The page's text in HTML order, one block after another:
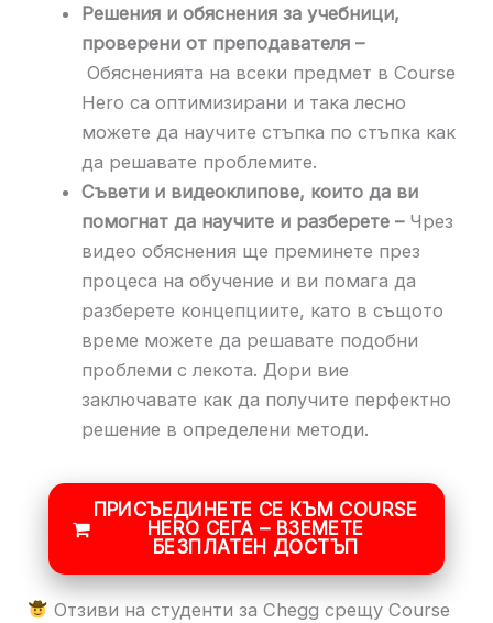
Решения и обяснения за учебници,
проверени от преподавателя –
Обясненията на всеки предмет в Course
Hero са оптимизирани и така лесно
можете да научите стъпка по стъпка как
да решавате проблемите.
Съвети и видеоклипове, които да ви
помогнат да научите и разберете – Чрез
видео обяснения ще преминете през
процеса на обучение и ви помага да
разберете концепциите, като в същото
време можете да решавате подобни
проблеми с лекота. Дори вие
заключавате как да получите перфектно
решение в определени методи.
ПРИСЪЕДИНЕТЕ СЕ КЪМ COURSE
HERO СЕГА – ВЗЕМЕТЕ
БЕЗПЛАТЕН ДОСТЪП
Отзиви на студенти за Chegg срещу Course